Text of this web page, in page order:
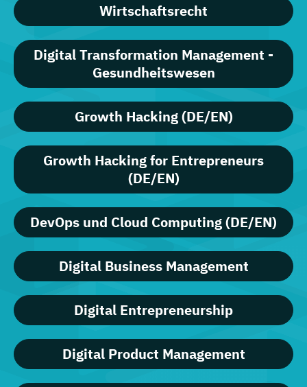
Wirtschaftsrecht
Digital Transformation Management -
Gesundheitswesen
Growth Hacking (DE/EN)
Growth Hacking for Entrepreneurs
(DE/EN)
DevOps und Cloud Computing (DE/EN)
Digital Business Management
Digital Entrepreneurship
Digital Product Management